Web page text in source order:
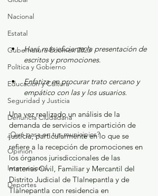
Nacional
Estatal
Gubernatura Edoméx 2023
Política y Gobierno
Educación y Cultura
Seguridad y Justicia
Denuncia Ciudadana
¿Qué pasa en tus municipios?
Opinión
Internacional
Deportes
Hará más eficiente la presentación de
escritos y promociones.
Enfatiza en procurar trato cercano y
empático con las y los usuarios.
Una vez realizado un análisis de la
demanda de servicios e impartición de
justicia, particularmente en lo que se
refiere a la recepción de promociones en
los órganos jurisdiccionales de las
materias Civil, Familiar y Mercantil del
Distrito Judicial de Tlalnepantla y de
Tlalnepantla con residencia en